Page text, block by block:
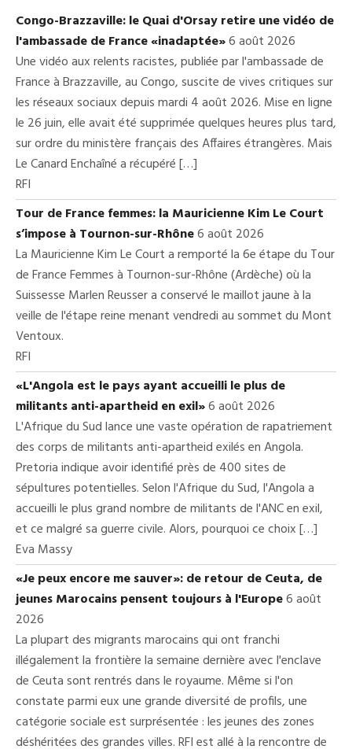
Congo-Brazzaville: le Quai d'Orsay retire une vidéo de
l'ambassade de France «inadaptée»6 août 2026
Une vidéo aux relents racistes, publiée par l'ambassade de
France à Brazzaville, au Congo, suscite de vives critiques sur
les réseaux sociaux depuis mardi 4 août 2026. Mise en ligne
le 26 juin, elle avait été supprimée quelques heures plus tard,
sur ordre du ministère français des Affaires étrangères. Mais
Le Canard Enchaîné a récupéré […]
RFI
Tour de France femmes: la Mauricienne Kim Le Court
s’impose à Tournon-sur-Rhône6 août 2026
La Mauricienne Kim Le Court a remporté la 6e étape du Tour
de France Femmes à Tournon-sur-Rhône (Ardèche) où la
Suissesse Marlen Reusser a conservé le maillot jaune à la
veille de l'étape reine menant vendredi au sommet du Mont
Ventoux.
RFI
«L'Angola est le pays ayant accueilli le plus de
militants anti-apartheid en exil»6 août 2026
L'Afrique du Sud lance une vaste opération de rapatriement
des corps de militants anti-apartheid exilés en Angola.
Pretoria indique avoir identifié près de 400 sites de
sépultures potentielles. Selon l'Afrique du Sud, l'Angola a
accueilli le plus grand nombre de militants de l'ANC en exil,
et ce malgré sa guerre civile. Alors, pourquoi ce choix […]
Eva Massy
«Je peux encore me sauver»: de retour de Ceuta, de
jeunes Marocains pensent toujours à l'Europe6 août
2026
La plupart des migrants marocains qui ont franchi
illégalement la frontière la semaine dernière avec l'enclave
de Ceuta sont rentrés dans le royaume. Même si l'on
constate parmi eux une grande diversité de profils, une
catégorie sociale est surprésentée : les jeunes des zones
déshéritées des grandes villes. RFI est allé à la rencontre de